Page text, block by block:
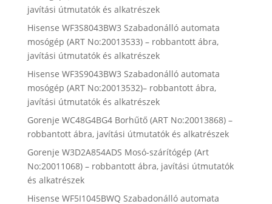
javítási útmutatók és alkatrészek
Hisense WF3S8043BW3 Szabadonálló automata
mosógép (ART No:20013533) – robbantott ábra,
javítási útmutatók és alkatrészek
Hisense WF3S9043BW3 Szabadonálló automata
mosógép (ART No:20013532)– robbantott ábra,
javítási útmutatók és alkatrészek
Gorenje WC48G4BG4 Borhűtő (ART No:20013868) –
robbantott ábra, javítási útmutatók és alkatrészek
Gorenje W3D2A854ADS Mosó-szárítógép (Art
No:20011068) – robbantott ábra, javítási útmutatók
és alkatrészek
Hisense WF5I1045BWQ Szabadonálló automata